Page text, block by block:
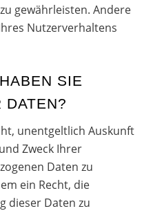
gewährleisten. Andere
Nutzerverhaltens
SIE
DATEN?
unentgeltlich Auskunft
Zweck Ihrer
Daten zu
ein Recht, die
dieser Daten zu